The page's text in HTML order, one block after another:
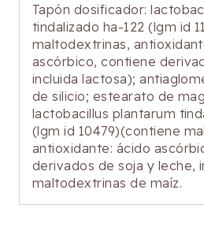
Tapón dosificador:
tindalizado ha-122 (lgm id
maltodextrinas,
ascórbico, contiene
incluida lactosa);
de silicio; estearato de
lactobacillus plantarum
(lgm id 10479)(contiene
antioxidante: ácido
derivados de soja y leche,
maltodextrinas de maíz.